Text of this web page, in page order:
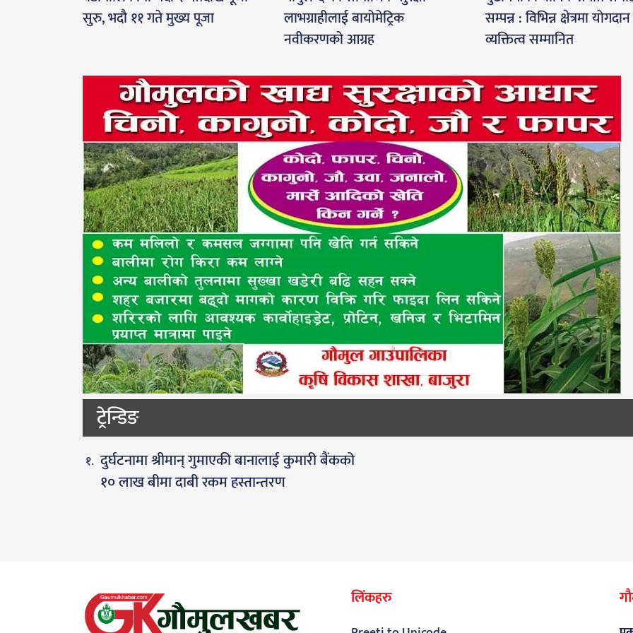
सुरु, भदौ ११ गते मुख्य पूजा
लाभग्राहीलाई बायोमेट्रिक
नवीकरणको आग्रह
सम्पन्न : विभिन्न क्षेत्रमा
व्यक्तित्व सम्मानित
ट्रेन्डिङ
दुर्घटनामा श्रीमान् गुमाएकी बानालाई कुमारी बैंकको
१० लाख बीमा दाबी रकम हस्तान्तरण
लिंकहरु